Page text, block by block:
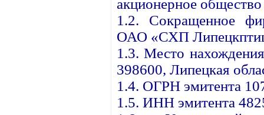
акционерное
1.2. Сокращенное
ОАО «СХП
1.3. Место
398600, Липецкая
1.4. ОГРН эмитента
1.5. ИНН эмитента